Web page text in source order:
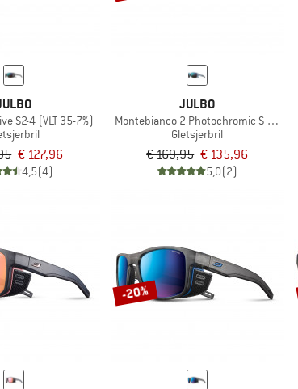
S2-4 (VLT 35-7%)
€ 127,96
4,5(4)
JULBO
Montebianco 2 Photochromic S 2-4
Gletsjerbril
€ 169,95 € 135,96
5,0(2)
-20%